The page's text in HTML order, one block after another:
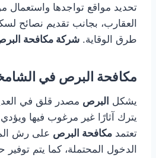
تحديد مواقع تواجدها واستعمال
العقارب، بجانب تقديم نصائح
طرق الوقاية. شركة مكافحة
مكافحة البرص في
يشكل البرص مصدر قلق في
يترك آثارًا غير مرغوب فيها
تعتمد مكافحة البرص على رش
الدخول المحتملة، كما يتم توفير